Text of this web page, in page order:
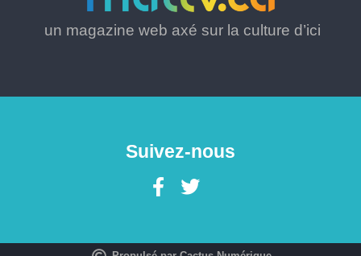
un magazine web axé sur la culture d’ici
Suivez-nous